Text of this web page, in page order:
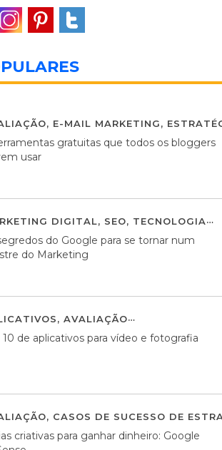
, E-MAIL MARKETING,
gratuitas que todos os bloggers
usar
DIGITAL, SEO, TECNOLOGIA
do Google para se tornar num
do Marketing
, AVALIAÇÃO
10 de aplicativos para vídeo e fotografia
, CASOS DE SUCESSO DE
criativas para ganhar dinheiro: Google